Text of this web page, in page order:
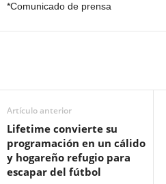
*Comunicado de prensa
Artículo anterior
Lifetime convierte su
programación en un cálido
y hogareño refugio para
escapar del fútbol